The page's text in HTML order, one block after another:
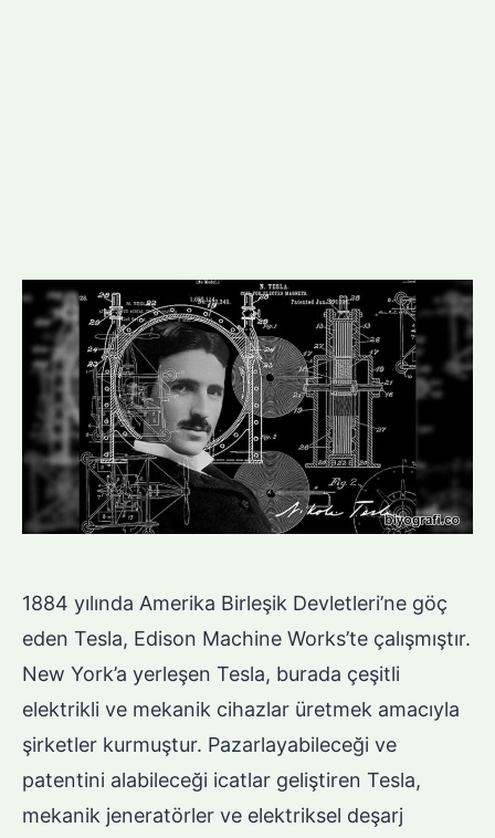
1884 yılında Amerika Birleşik Devletleri’ne göç
eden Tesla, Edison Machine Works’te çalışmıştır.
New York’a yerleşen Tesla, burada çeşitli
elektrikli ve mekanik cihazlar üretmek amacıyla
şirketler kurmuştur. Pazarlayabileceği ve
patentini alabileceği icatlar geliştiren Tesla,
mekanik jeneratörler ve elektriksel deşarj